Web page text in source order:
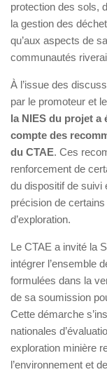
protection des sols,
la gestion des
qu’aux aspects de
communautés
À l’issue des
par le promoteur et
la NIES du projet a
compte des
du CTAE. Ces
renforcement de
du dispositif de suivi
précision de
d’exploration.
Le CTAE a invité la
intégrer l’ensemble
formulées dans la
de sa soumission
Cette démarche
nationales
exploration minière
l’environnement et